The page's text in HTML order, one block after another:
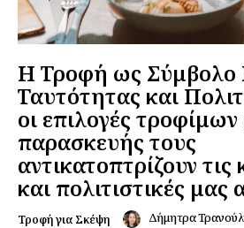
Η Τροφή ως Σύμβολο
Ταυτότητας και
οι επιλογές
παρασκευής τους
αντικατοπτρίζουν τις
και πολιτιστικές μας
Τροφή για Σκέψη Δήμητρα